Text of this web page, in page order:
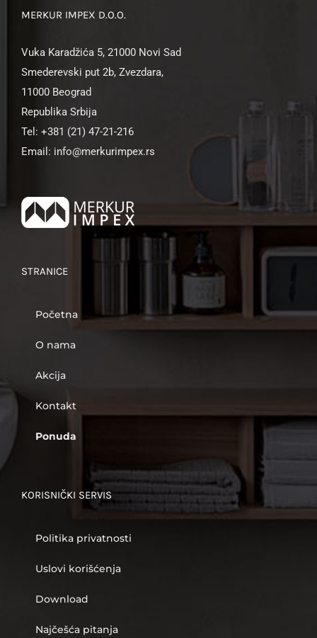
MERKUR IMPEX D.O.O.
Vuka Karadžića 5, 21000 Novi Sad
Smederevski put 2b, Zvezdara,
11000 Beograd
Republika Srbija
Tel: +381 (21) 47-21-216
Email: info@merkurimpex.rs
STRANICE
Početna
O nama
Akcija
Kontakt
Ponuda
KORISNIČKI SERVIS
Politika privatnosti
Uslovi korišćenja
Download
Najčešća pitanja